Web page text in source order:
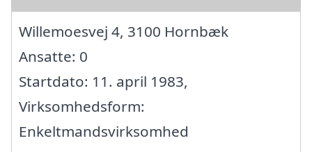
Willemoesvej 4, 3100 Hornbæk
Ansatte: 0
Startdato: 11. april 1983,
Virksomhedsform:
Enkeltmandsvirksomhed